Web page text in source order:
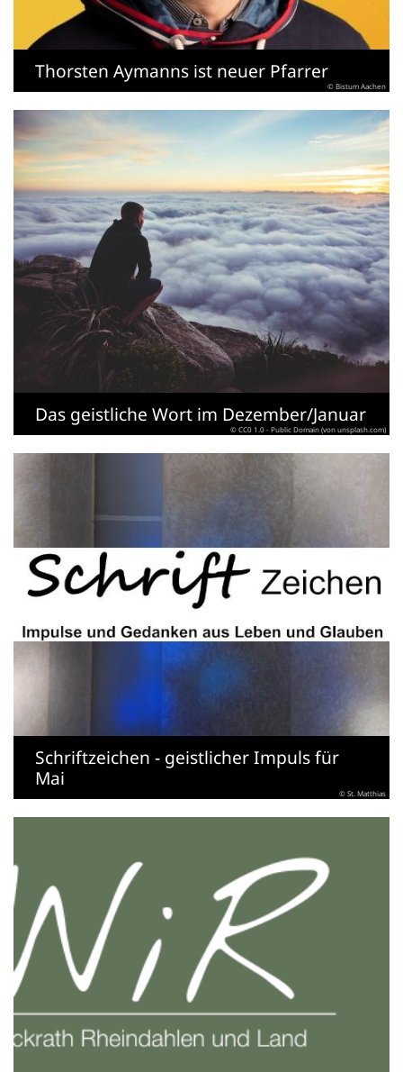
Thorsten Aymanns ist neuer Pfarrer
© Bistum Aachen
Das geistliche Wort im Dezember/Januar
© CC0 1.0 - Public Domain (von unsplash.com)
Schriftzeichen - geistlicher Impuls für
Mai
© St. Matthias